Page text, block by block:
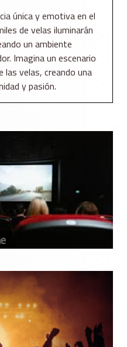
única y emotiva en el
de velas iluminarán
un ambiente
Imagina un escenario
las velas, creando una
y pasión.